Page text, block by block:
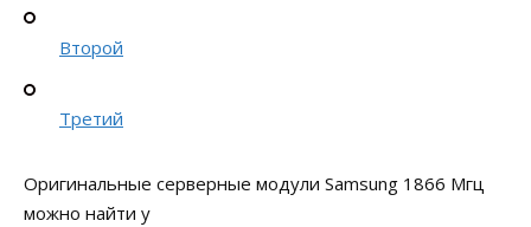
Второй
Третий
Оригинальные серверные модули Samsung 1866 Мгц
можно найти у